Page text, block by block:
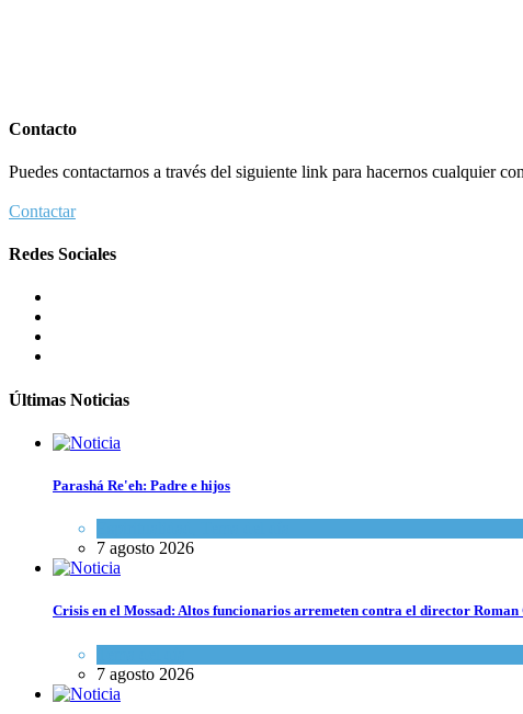
Contacto
Puedes contactarnos a través del siguiente link para hacernos cualquier
Contactar
Redes Sociales
Últimas Noticias
Parashá Re'eh: Padre e hijos
7 agosto 2026
Crisis en el Mossad: Altos funcionarios arremeten contra el director
7 agosto 2026